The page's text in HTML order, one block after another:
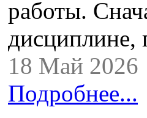
работы.
дисциплине,
18 Май 2026
Подробнее...